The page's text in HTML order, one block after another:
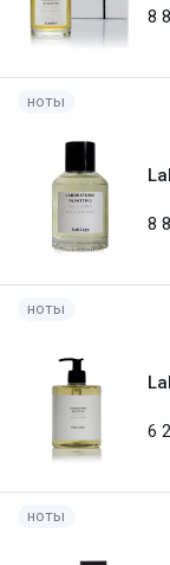
8
ноты
8
ноты
6
ноты